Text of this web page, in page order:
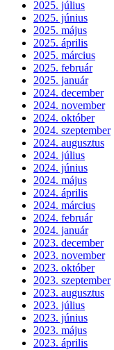
2025. július
2025. június
2025. május
2025. április
2025. március
2025. február
2025. január
2024. december
2024. november
2024. október
2024. szeptember
2024. augusztus
2024. július
2024. június
2024. május
2024. április
2024. március
2024. február
2024. január
2023. december
2023. november
2023. október
2023. szeptember
2023. augusztus
2023. július
2023. június
2023. május
2023. április